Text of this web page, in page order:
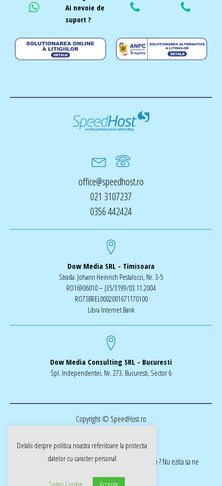
Ai nevoie de
suport ?
office@speedhost.ro
021 3107237
0356 442424
Dow Media SRL - Timisoara
Strada. Johann Heinrich Pestalozzi, Nr. 3-5
RO16906010 – J35/3199/03.11.2004
RO73BREL0002001671170100
Libra Internet Bank
Dow Media Consulting SRL - Bucuresti
Spl. Independentei, Nr. 273, Bucuresti, Sector 6
Copyright © SpeedHost.ro
realizat de Dow Media | ai nevoie de o pagina web ? Nu ezita sa ne
Detalii despre politica noastra referitoare la protectia
datelor cu caracter personal
Setari Cookie